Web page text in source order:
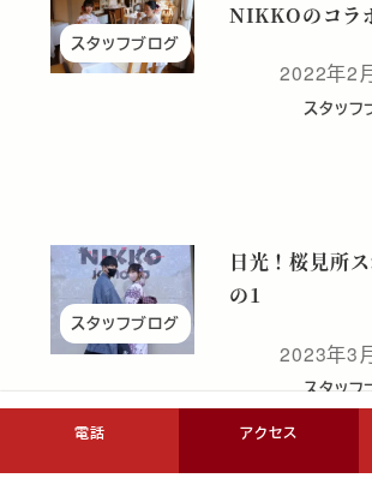
スタッフブログ
NIKKOのコラ
投稿日
2022年2
スタッフ
スタッフブログ
日光！桜見所
の1
投稿日
2023年3
スタッフ
電話 アクセス